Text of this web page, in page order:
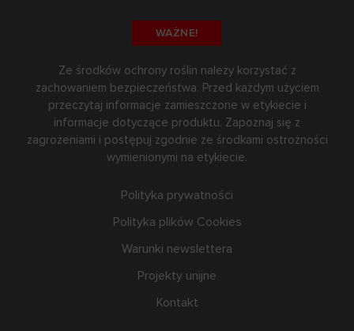
WAŻNE!
Ze środków ochrony roślin należy korzystać z
zachowaniem bezpieczeństwa. Przed każdym użyciem
przeczytaj informacje zamieszczone w etykiecie i
informacje dotyczące produktu. Zapoznaj się z
zagrożeniami i postępuj zgodnie ze środkami ostrożności
wymienionymi na etykiecie.
Polityka prywatności
Polityka plików Cookies
Warunki newslettera
Projekty unijne
Kontakt